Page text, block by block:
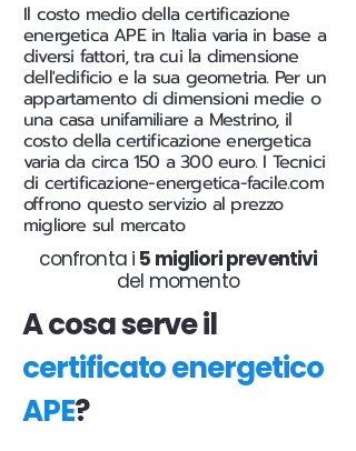
Il costo medio della certificazione
energetica APE in Italia varia in base a
diversi fattori, tra cui la dimensione
dell'edificio e la sua geometria. Per un
appartamento di dimensioni medie o
una casa unifamiliare a Mestrino, il
costo della certificazione energetica
varia da circa 150 a 300 euro. I Tecnici
di certificazione-energetica-facile.com
offrono questo servizio al prezzo
migliore sul mercato
confronta i 5 migliori preventivi
del momento
A cosa serve il
certificato energetico
APE?